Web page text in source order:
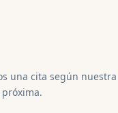
una cita según nuestra